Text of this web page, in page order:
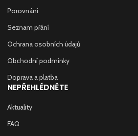
Porovnání
Seznam přání
Ochrana osobních údajů
Obchodní podmínky
Doprava a platba
NEPŘEHLÉDNĚTE
Aktuality
FAQ